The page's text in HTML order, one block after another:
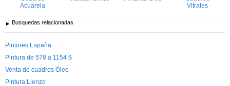
Acuarela
Vitrales
Busquedas relacionadas
Pintores España
Pintura de 578 a 1154 $
Venta de cuadros Óleo
Pintura Lienzo